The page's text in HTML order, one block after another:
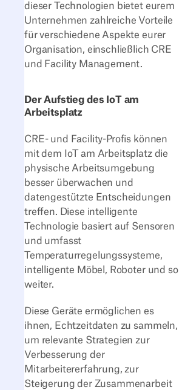
dieser Technologien bietet eurem
Unternehmen zahlreiche Vorteile
für verschiedene Aspekte eurer
Organisation, einschließlich CRE
und Facility Management.
Der Aufstieg des IoT am
Arbeitsplatz
CRE- und Facility-Profis können
mit dem IoT am Arbeitsplatz die
physische Arbeitsumgebung
besser überwachen und
datengestützte Entscheidungen
treffen. Diese intelligente
Technologie basiert auf Sensoren
und umfasst
Temperaturregelungssysteme,
intelligente Möbel, Roboter und so
weiter.
Diese Geräte ermöglichen es
ihnen, Echtzeitdaten zu sammeln,
um relevante Strategien zur
Verbesserung der
Mitarbeitererfahrung, zur
Steigerung der Zusammenarbeit